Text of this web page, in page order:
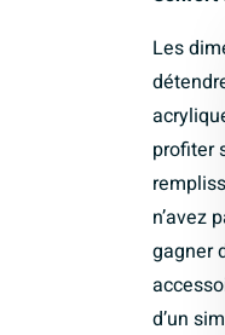
Les
profiter
n’avez
gagner
d’un